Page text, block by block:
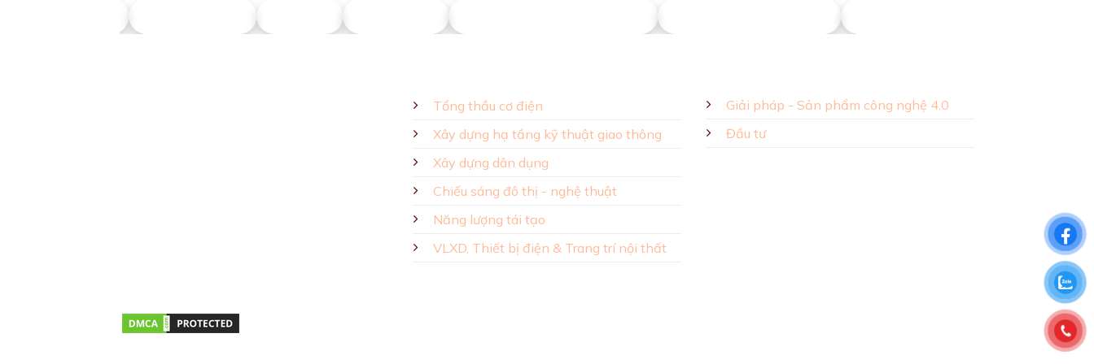
Tổng thầu cơ điện
Xây dựng hạ tầng kỹ thuật giao thông
Xây dựng dân dụng
Chiếu sáng đô thị - nghệ thuật
Năng lượng tái tạo
VLXD, Thiết bị điện & Trang trí nội thất
Giải pháp - Sản phẩm công nghệ 4.0
Đầu tư